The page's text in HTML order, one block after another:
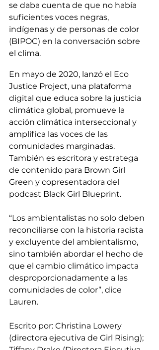
se daba cuenta de que no había
suficientes voces negras,
indígenas y de personas de color
(BIPOC) en la conversación sobre
el clima.
En mayo de 2020, lanzó el Eco
Justice Project, una plataforma
digital que educa sobre la justicia
climática global, promueve la
acción climática interseccional y
amplifica las voces de las
comunidades marginadas.
También es escritora y estratega
de contenido para Brown Girl
Green y copresentadora del
podcast Black Girl Blueprint.
“Los ambientalistas no solo deben
reconciliarse con la historia racista
y excluyente del ambientalismo,
sino también abordar el hecho de
que el cambio climático impacta
desproporcionadamente a las
comunidades de color”, dice
Lauren.
Escrito por: Christina Lowery
(directora ejecutiva de Girl Rising);